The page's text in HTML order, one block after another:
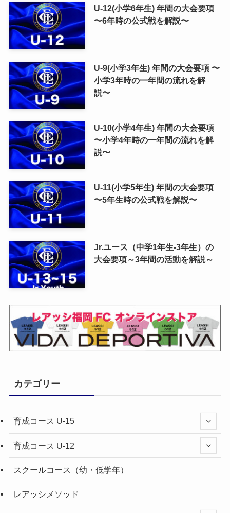
U-12(小学6年生) 年間の大会要項
〜6年時の公式戦を解説〜
U-9(小学3年生) 年間の大会要項 〜
小学3年時の一年間の流れを解
説〜
U-10(小学4年生) 年間の大会要項
〜小学4年時の一年間の流れを解
説〜
U-11(小学5年生) 年間の大会要項
〜5年生時の公式戦を解説〜
Jr.ユース（中学1年生-3年生）の
大会要項～3年間の活動を解説～
カテゴリー
育成コース U-15
育成コース U-12
スクールコース（幼・低学年）
レアッシメソッド